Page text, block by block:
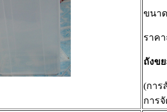
ขนาด
ราคา
ถังข
(การ
การ